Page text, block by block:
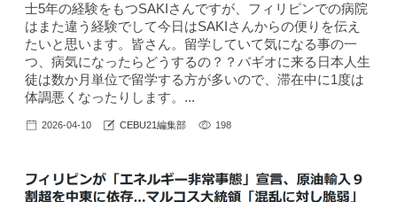
士5年の経験をもつSAKIさんですが、フィリピンでの病院
はまた違う経験でして今日はSAKIさんからの便りを伝え
たいと思います。皆さん。留学していて気になる事の一
つ、病気になったらどうするの？？バギオに来る日本人生
徒は数か月単位で留学する方が多いので、滞在中に1度は
体調悪くなったりします。...
2026-04-10 CEBU21編集部 198